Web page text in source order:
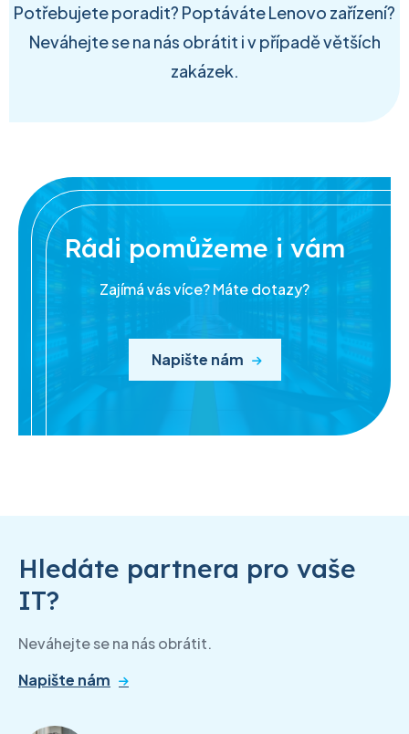
Potřebujete poradit? Poptáváte Lenovo zařízení?
Neváhejte se na nás obrátit i v případě větších
zakázek.
Rádi pomůžeme i vám
Zajímá vás více? Máte dotazy?
Napište nám
Hledáte partnera pro vaše
IT?
Neváhejte se na nás obrátit.
Napište nám